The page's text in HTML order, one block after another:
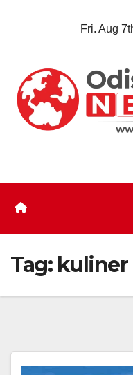
Fri. Aug
Tag: kuliner